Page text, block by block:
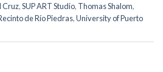
Cruz,SUP ART Studio, Thomas Shalom,
de Río Piedras,University of Puerto